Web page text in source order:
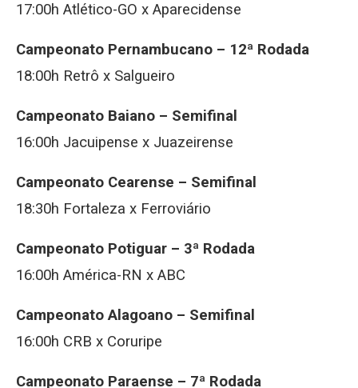
17:00h Atlético-GO x Aparecidense
Campeonato Pernambucano – 12ª Rodada
18:00h Retrô x Salgueiro
Campeonato Baiano – Semifinal
16:00h Jacuipense x Juazeirense
Campeonato Cearense – Semifinal
18:30h Fortaleza x Ferroviário
Campeonato Potiguar – 3ª Rodada
16:00h América-RN x ABC
Campeonato Alagoano – Semifinal
16:00h CRB x Coruripe
Campeonato Paraense – 7ª Rodada